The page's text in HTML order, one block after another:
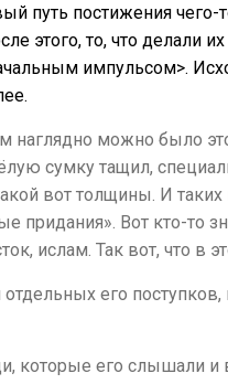
путь постижения
этого, то, что делали
импульсом>.
наглядно можно было
сумку тащил,
вот толщины. И
Вот кто-то
ислам. Так вот, что в
его
которые его слышали и